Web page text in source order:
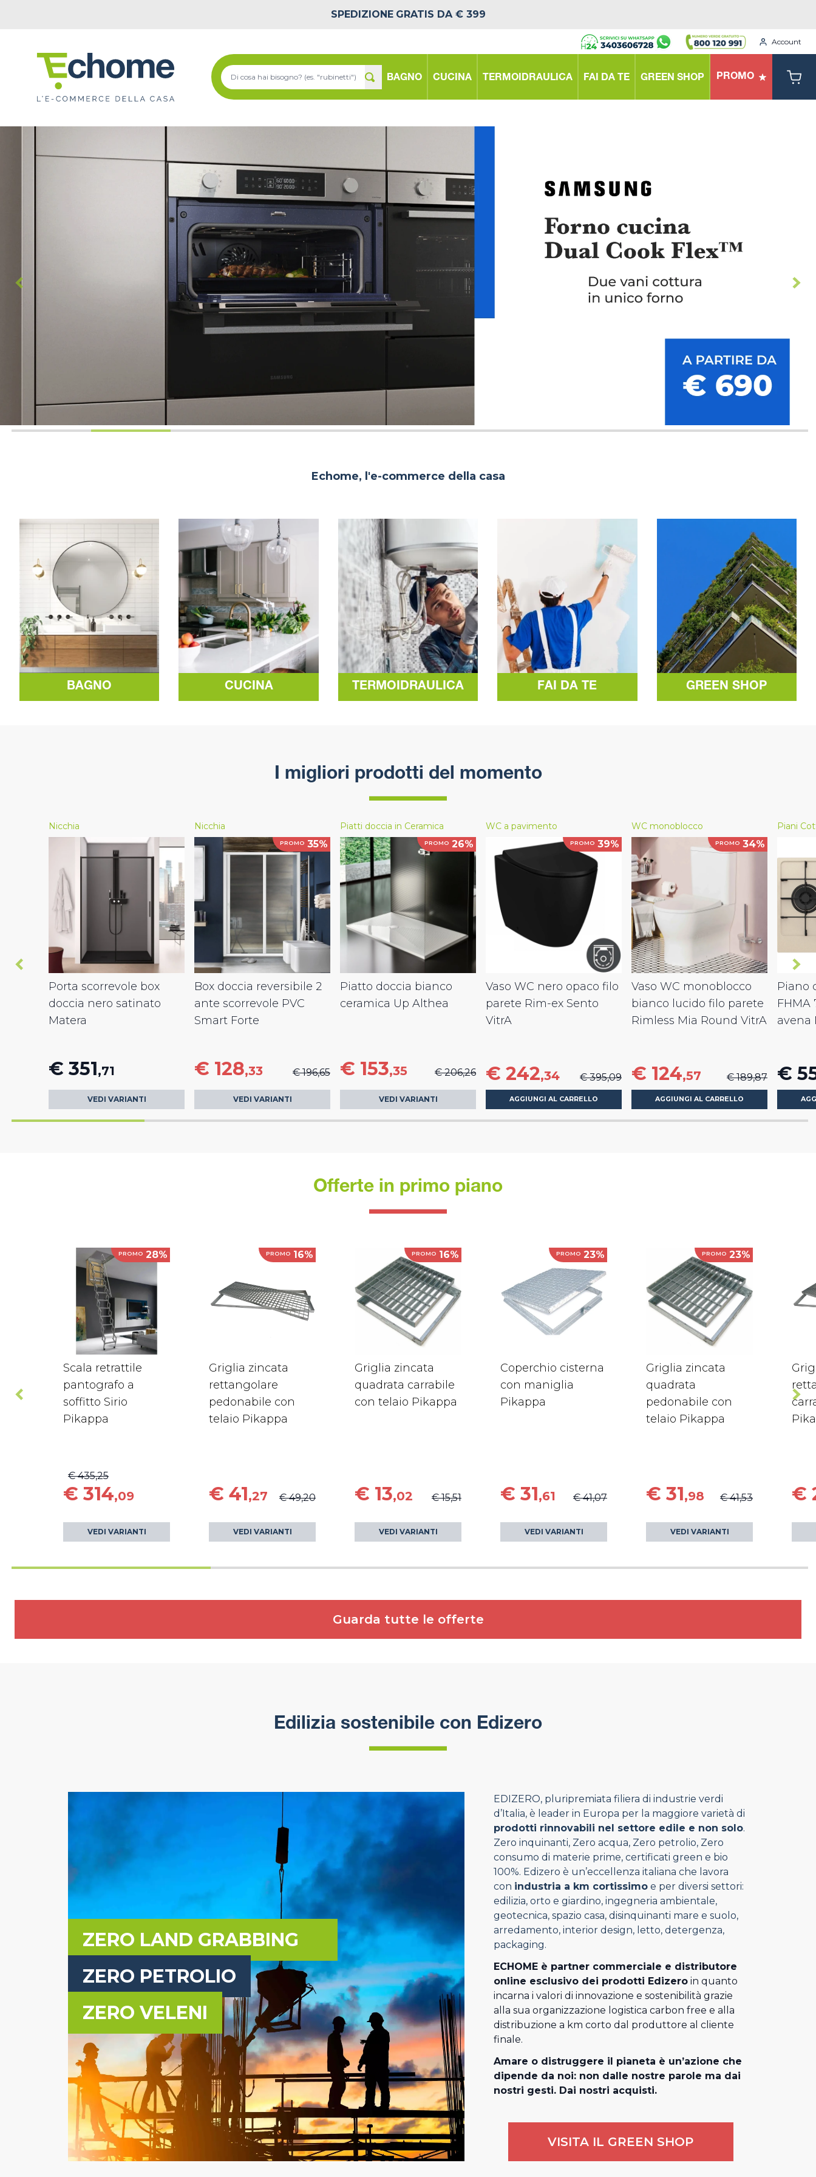
SPEDIZIONE GRATIS DA € 399
Account
BAGNO CUCINA TERMOIDRAULICA FAI DA TE GREEN SHOP PROMO
Echome, l'e-commerce della casa
BAGNO CUCINA TERMOIDRAULICA FAI DA TE GREEN SHOP
I migliori prodotti del momento
Nicchia
Porta scorrevole box
doccia nero satinato
Matera
€ 351,71
VEDI VARIANTI
Nicchia
PROMO 35%
Box doccia reversibile 2
ante scorrevole PVC
Smart Forte
€ 128,33 € 196,65
VEDI VARIANTI
Piatti doccia in Ceramica
PROMO 26%
Piatto doccia bianco
ceramica Up Althea
€ 153,35 € 206,26
VEDI VARIANTI
WC a pavimento
PROMO 39%
Vaso WC nero opaco filo
parete Rim-ex Sento
VitrA
€ 242,34 € 395,09
AGGIUNGI AL CARRELLO
WC monoblocco
PROMO 34%
Vaso WC monoblocco
bianco lucido filo parete
Rimless Mia Round VitrA
€ 124,57 € 189,87
AGGIUNGI AL CARRELLO
Piani
Piano
FHMA
avena
€
Offerte in primo piano
PROMO 28%
Scala retrattile
pantografo a
soffitto Sirio
Pikappa
€ 314,09
€ 435,25
VEDI VARIANTI
PROMO 16%
Griglia zincata
rettangolare
pedonabile con
telaio Pikappa
€ 41,27 € 49,20
VEDI VARIANTI
PROMO 16%
Griglia zincata
quadrata carrabile
con telaio Pikappa
€ 13,02 € 15,51
VEDI VARIANTI
PROMO 23%
Coperchio cisterna
con maniglia
Pikappa
€ 31,61 € 41,07
VEDI VARIANTI
PROMO 23%
Griglia zincata
quadrata
pedonabile con
telaio Pikappa
€ 31,98 € 41,53
VEDI VARIANTI
€
Guarda tutte le offerte
Edilizia sostenibile con Edizero
ZERO LAND GRABBING
ZERO PETROLIO
ZERO VELENI
EDIZERO, pluripremiata filiera di industrie verdi
d’Italia, è leader in Europa per la maggiore varietà di
prodotti rinnovabili nel settore edile e non solo.
Zero inquinanti, Zero acqua, Zero petrolio, Zero
consumo di materie prime, certificati green e bio
100%. Edizero è un’eccellenza italiana che lavora
con industria a km cortissimoe per diversi settori:
edilizia, orto e giardino, ingegneria ambientale,
geotecnica, spazio casa, disinquinanti mare e suolo,
arredamento, interior design, letto, detergenza,
packaging.
ECHOME è partner commerciale e distributore
online esclusivo dei prodotti Edizeroin quanto
incarna i valori di innovazione e sostenibilità grazie
alla sua organizzazione logistica carbon free e alla
distribuzione a km corto dal produttore al cliente
finale.
Amare o distruggere il pianeta è un’azione che
dipende da noi: non dalle nostre parole ma dai
nostri gesti. Dai nostri acquisti.
VISITA IL GREEN SHOP